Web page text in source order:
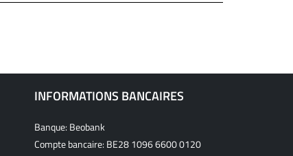
INFORMATIONS BANCAIRES
Banque: Beobank
Compte bancaire: BE28 1096 6600 0120